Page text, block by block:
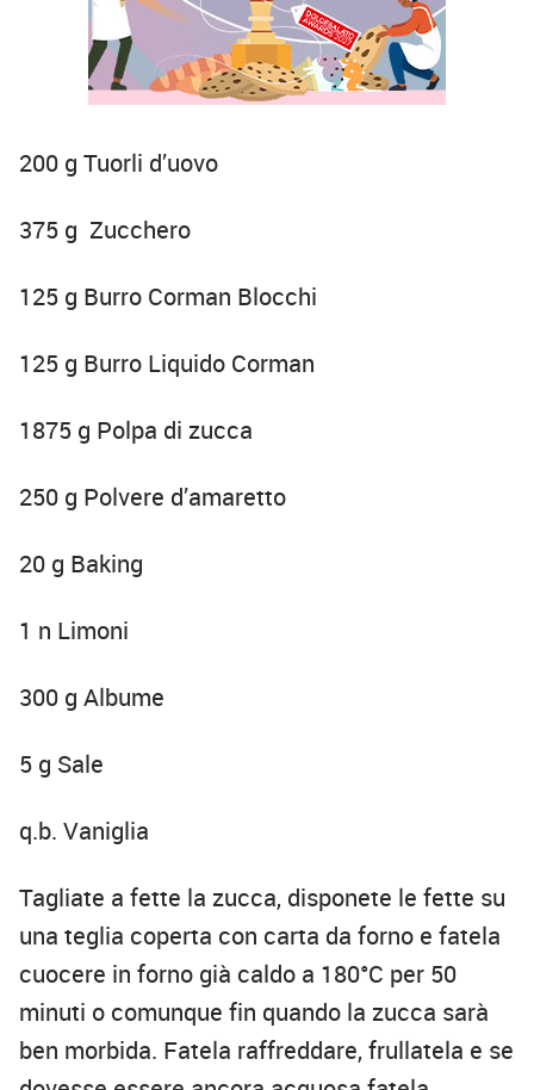
200 g Tuorli d’uovo
375 g Zucchero
125 g Burro Corman Blocchi
125 g Burro Liquido Corman
1875 g Polpa di zucca
250 g Polvere d’amaretto
20 g Baking
1 n Limoni
300 g Albume
5 g Sale
q.b. Vaniglia
Tagliate a fette la zucca, disponete le fette su
una teglia coperta con carta da forno e fatela
cuocere in forno già caldo a 180°C per 50
minuti o comunque fin quando la zucca sarà
ben morbida. Fatela raffreddare, frullatela e se